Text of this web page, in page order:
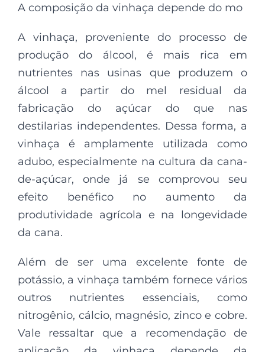
A composição da vinhaça depende do mo
A vinhaça, proveniente do processo de
produção do álcool, é mais rica em
nutrientes nas usinas que produzem o
álcool a partir do mel residual da
fabricação do açúcar do que nas
destilarias independentes. Dessa forma, a
vinhaça é amplamente utilizada como
adubo, especialmente na cultura da cana-
de-açúcar, onde já se comprovou seu
efeito benéfico no aumento da
produtividade agrícola e na longevidade
da cana.
Além de ser uma excelente fonte de
potássio, a vinhaça também fornece vários
outros nutrientes essenciais, como
nitrogênio, cálcio, magnésio, zinco e cobre.
Vale ressaltar que a recomendação de